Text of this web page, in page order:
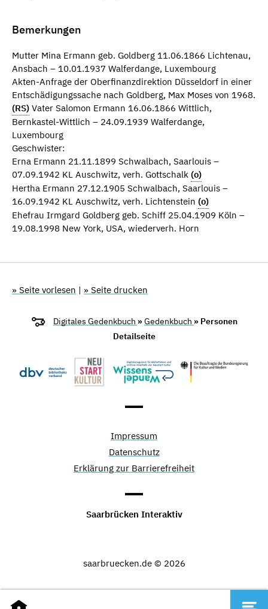
Bemerkungen
Mutter Mina Ermann geb. Goldberg 11.06.1866 Lichtenau,
Ansbach – 10.01.1937 Walferdange, Luxembourg
Akten-Anfrage der Oberfinanzdirektion Düsseldorf in einer
Entschädigungssache nach Goldberg, Max Moses von 1968.
(RS) Vater Salomon Ermann 16.06.1866 Wittlich,
Bernkastel-Wittlich – 24.09.1939 Walferdange,
Luxembourg
Geschwister:
Erna Ermann 21.11.1899 Schwalbach, Saarlouis –
07.09.1942 KL Auschwitz, verh. Gottschalk (o)
Hertha Ermann 27.12.1905 Schwalbach, Saarlouis –
16.09.1942 KL Auschwitz, verh. Lichtenstein (o)
Ehefrau Irmgard Goldberg geb. Schiff 25.04.1909 Köln –
19.08.1998 New York, USA, wiederverh. Horn
» Seite vorlesen | » Seite drucken
Digitales Gedenkbuch »Gedenkbuch » Personen
Detailseite
Impressum
Datenschutz
Erklärung zur Barrierefreiheit
Saarbrücken Interaktiv
saarbruecken.de © 2026